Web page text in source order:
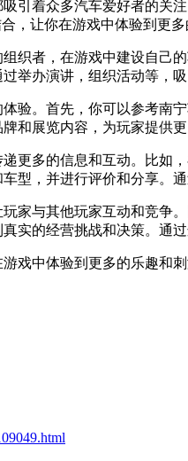
引着众多汽车爱好者的关
，让你在游戏中体验到更多
织者，在游戏中建设自己
举办演讲，组织活动等，
验。首先，你可以参考
和展览内容，为玩家提供更
更多的信息和互动。比
型，并进行评价和分享。
家与其他玩家互动和竞
实的经营挑战和决策。通
戏中体验到更多的乐趣